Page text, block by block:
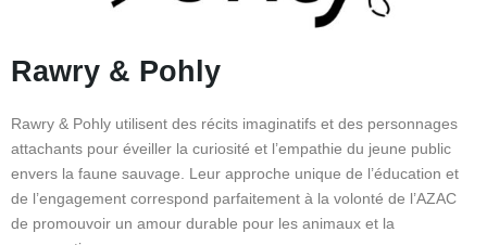
Rawry & Pohly
Rawry & Pohly utilisent des récits imaginatifs et des personnages
attachants pour éveiller la curiosité et l’empathie du jeune public
envers la faune sauvage. Leur approche unique de l’éducation et
de l’engagement correspond parfaitement à la volonté de l’AZAC
de promouvoir un amour durable pour les animaux et la